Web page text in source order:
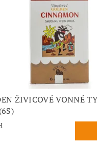
ŽIVICOVÉ VONNÉ